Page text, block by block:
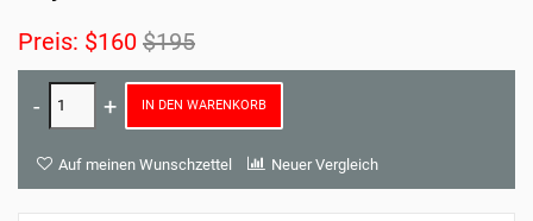
Preis: $160 $195
IN DEN WARENKORB
Auf meinen Wunschzettel Neuer Vergleich